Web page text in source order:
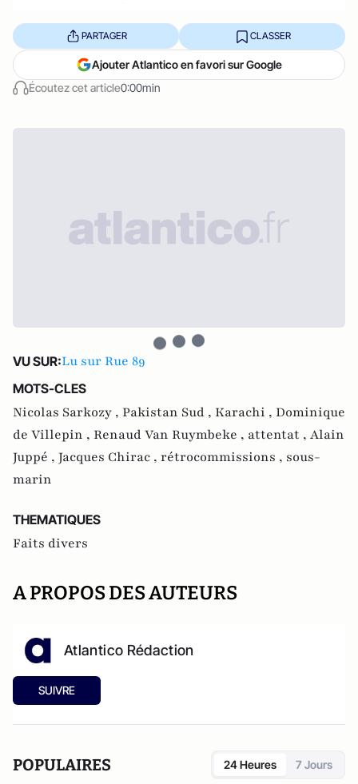
Écoutez cet article0:00min
PARTAGER CLASSER
Ajouter Atlantico en favori sur Google
VU SUR:Lu sur Rue 89
MOTS-CLES
Nicolas Sarkozy , Pakistan Sud , Karachi , Dominique
de Villepin , Renaud Van Ruymbeke , attentat , Alain
Juppé , Jacques Chirac , rétrocommissions , sous-
marin
THEMATIQUES
Faits divers
A PROPOS DES AUTEURS
Atlantico Rédaction
SUIVRE
POPULAIRES 24 Heures 7 Jours